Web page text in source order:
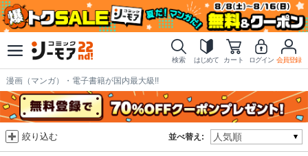
検索 はじめて カート ログイン 会員登録
漫画（マンガ）・電子書籍が国内最大級!!
並べ替え:
絞り込む